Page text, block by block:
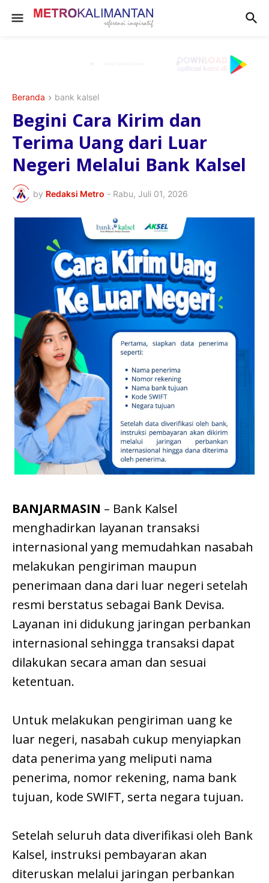
Beranda bank kalsel
Begini Cara Kirim dan
Terima Uang dari Luar
Negeri Melalui Bank Kalsel
by Redaksi Metro - Rabu, Juli 01, 2026
BANJARMASIN – Bank Kalsel
menghadirkan layanan transaksi
internasional yang memudahkan nasabah
melakukan pengiriman maupun
penerimaan dana dari luar negeri setelah
resmi berstatus sebagai Bank Devisa.
Layanan ini didukung jaringan perbankan
internasional sehingga transaksi dapat
dilakukan secara aman dan sesuai
ketentuan.
Untuk melakukan pengiriman uang ke
luar negeri, nasabah cukup menyiapkan
data penerima yang meliputi nama
penerima, nomor rekening, nama bank
tujuan, kode SWIFT, serta negara tujuan.
Setelah seluruh data diverifikasi oleh Bank
Kalsel, instruksi pembayaran akan
diteruskan melalui jaringan perbankan